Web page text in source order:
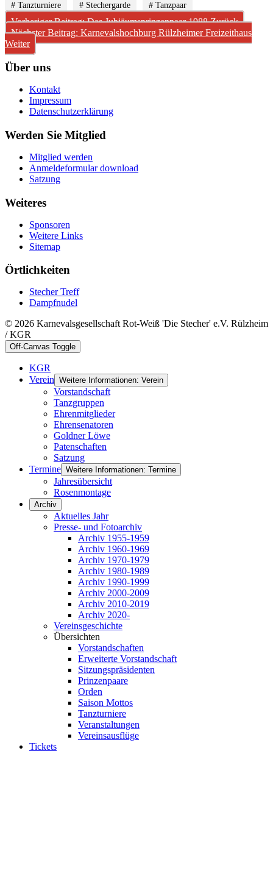
# Tanzturniere # Stechergarde # Tanzpaar
Vorheriger Beitrag: Das Jubiäumsprinzenpaar 1988Zurück
Nächster Beitrag: Karnevalshochburg Rülzheimer Freizeithaus
Weiter
Über uns
Kontakt
Impressum
Datenschutzerklärung
Werden Sie Mitglied
Mitglied werden
Anmeldeformular download
Satzung
Weiteres
Sponsoren
Weitere Links
Sitemap
Örtlichkeiten
Stecher Treff
Dampfnudel
© 2026 Karnevalsgesellschaft Rot-Weiß 'Die Stecher' e.V. Rülzheim
/ KGR
Off-Canvas Toggle
KGR
Verein Weitere Informationen: Verein
Vorstandschaft
Tanzgruppen
Ehrenmitglieder
Ehrensenatoren
Goldner Löwe
Patenschaften
Satzung
Termine Weitere Informationen: Termine
Jahresübersicht
Rosenmontage
Archiv
Aktuelles Jahr
Presse- und Fotoarchiv
Archiv 1955-1959
Archiv 1960-1969
Archiv 1970-1979
Archiv 1980-1989
Archiv 1990-1999
Archiv 2000-2009
Archiv 2010-2019
Archiv 2020-
Vereinsgeschichte
Übersichten
Vorstandschaften
Erweiterte Vorstandschaft
Sitzungspräsidenten
Prinzenpaare
Orden
Saison Mottos
Tanzturniere
Veranstaltungen
Vereinsausflüge
Tickets